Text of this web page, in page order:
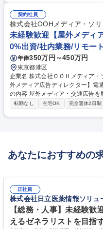
ニケーション ■社内外各部門の管
した従来の4マスメディアに代わ
板、屋外ビジョン等を活用したメ
資/リモート可/名古屋
契約社員
株式会社OOHメディア・ソ
未経験歓迎【屋外メディ
0%出資/社内業務/リモー
年俸350万円～450万円
東京都港区
企業名 株式会社ＯＯＨメディア・ソリューション
外メディア広告ディレクター】電通
の内容 屋外メディア・交通広告
ープ。顧客(電通が多数)から案件
した従来の4マスメディアに代わ
板、屋外ビジョン等を活用した
す。 募集職種 未経験歓迎【屋外メディア広告ディレクター】電通100%出
転勤なし 在宅OK 完全週休2日制
あなたにおすすめの
正社員
株式会社日立医薬情報ソリュ
【総務・人事】未経験歓
えるゼネラリストを目指